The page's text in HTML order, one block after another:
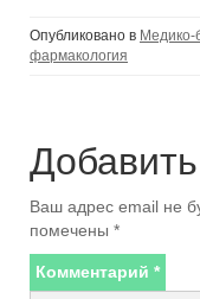
Опубликовано в Медико-
фармакология
Ваш адрес email не
помечены *
Комментарий *